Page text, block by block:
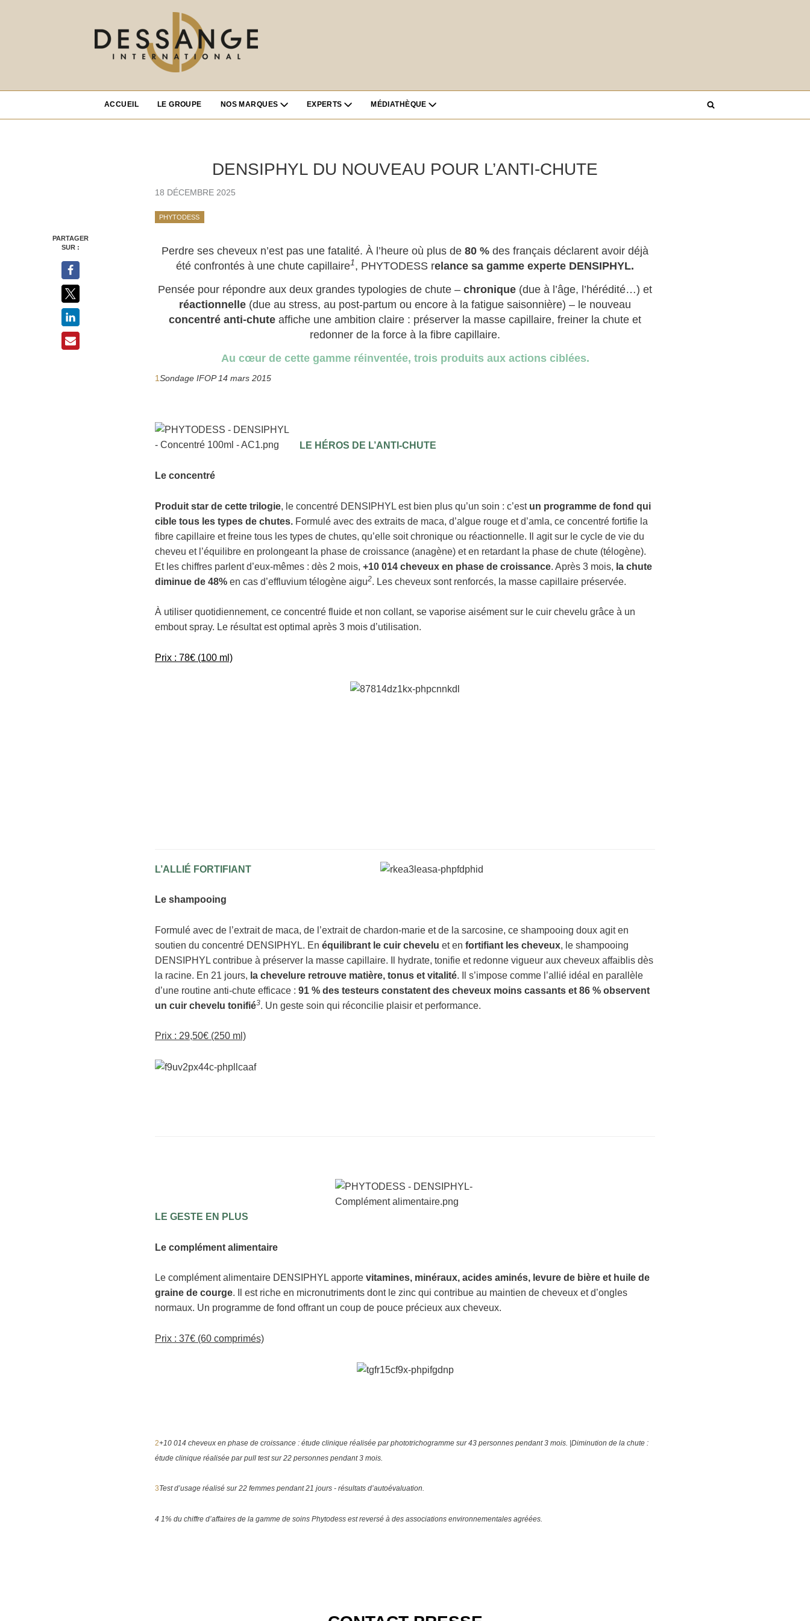
ACCUEIL LE GROUPE NOS MARQUES EXPERTS MÉDIATHÈQUE
DENSIPHYL DU NOUVEAU POUR L’ANTI-CHUTE
18 DÉCEMBRE 2025
PHYTODESS
Perdre ses cheveux n’est pas une fatalité. À l’heure où plus de 80 % des français déclarent avoir déjà
été confrontés à une chute capillaire1, PHYTODESS relance sa gamme experte DENSIPHYL.
Pensée pour répondre aux deux grandes typologies de chute – chronique (due à l’âge, l’hérédité…) et
réactionnelle (due au stress, au post-partum ou encore à la fatigue saisonnière) – le nouveau
concentré anti-chute affiche une ambition claire : préserver la masse capillaire, freiner la chute et
redonner de la force à la fibre capillaire.
Au cœur de cette gamme réinventée, trois produits aux actions ciblées.
1Sondage IFOP 14 mars 2015
PARTAGER
SUR :
LE HÉROS DE L’ANTI-CHUTE
Le concentré
Produit star de cette trilogie, le concentré DENSIPHYL est bien plus qu’un soin : c’est un programme de fond qui
cible tous les types de chutes. Formulé avec des extraits de maca, d’algue rouge et d’amla, ce concentré fortifie la
fibre capillaire et freine tous les types de chutes, qu’elle soit chronique ou réactionnelle. Il agit sur le cycle de vie du
cheveu et l’équilibre en prolongeant la phase de croissance (anagène) et en retardant la phase de chute (télogène).
Et les chiffres parlent d’eux-mêmes : dès 2 mois, +10 014 cheveux en phase de croissance. Après 3 mois, la chute
diminue de 48% en cas d’effluvium télogène aigu2. Les cheveux sont renforcés, la masse capillaire préservée.
À utiliser quotidiennement, ce concentré fluide et non collant, se vaporise aisément sur le cuir chevelu grâce à un
embout spray. Le résultat est optimal après 3 mois d’utilisation.
Prix : 78€ (100 ml)
L’ALLIÉ FORTIFIANT
Le shampooing
Formulé avec de l’extrait de maca, de l’extrait de chardon-marie et de la sarcosine, ce shampooing doux agit en
soutien du concentré DENSIPHYL. En équilibrant le cuir chevelu et en fortifiant les cheveux, le shampooing
DENSIPHYL contribue à préserver la masse capillaire. Il hydrate, tonifie et redonne vigueur aux cheveux affaiblis dès
la racine. En 21 jours, la chevelure retrouve matière, tonus et vitalité. Il s’impose comme l’allié idéal en parallèle
d’une routine anti-chute efficace : 91 % des testeurs constatent des cheveux moins cassants et 86 % observent
un cuir chevelu tonifié3. Un geste soin qui réconcilie plaisir et performance.
Prix : 29,50€ (250 ml)
LE GESTE EN PLUS
Le complément alimentaire
Le complément alimentaire DENSIPHYL apporte vitamines, minéraux, acides aminés, levure de bière et huile de
graine de courge. Il est riche en micronutriments dont le zinc qui contribue au maintien de cheveux et d’ongles
normaux. Un programme de fond offrant un coup de pouce précieux aux cheveux.
Prix : 37€ (60 comprimés)
2+10 014 cheveux en phase de croissance : étude clinique réalisée par phototrichogramme sur 43 personnes pendant 3 mois. |Diminution de la chute :
étude clinique réalisée par pull test sur 22 personnes pendant 3 mois.
3Test d’usage réalisé sur 22 femmes pendant 21 jours - résultats d’autoévaluation.
4 1% du chiffre d’affaires de la gamme de soins Phytodess est reversé à des associations environnementales agréées.